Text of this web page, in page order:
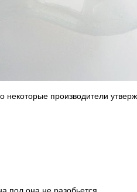
производители